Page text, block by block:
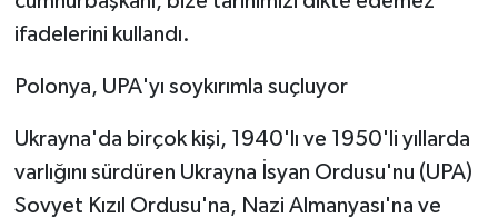
ifadelerini kullandı.
Polonya, UPA'yı soykırımla suçluyor
Ukrayna'da birçok kişi, 1940'lı ve 1950'li yıllarda
varlığını sürdüren Ukrayna İsyan Ordusu'nu (UPA)
Sovyet Kızıl Ordusu'na, Nazi Almanyası'na ve